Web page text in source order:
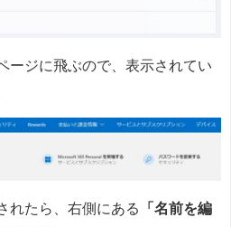
ージに飛ぶので、表示されてい
れたら、右側にある
「名前を編